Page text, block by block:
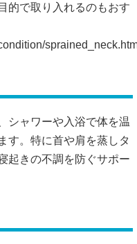
的で取り入れるのもおす
シャワーや入浴で体を温
す。特に首や肩を蒸しタ
起きの不調を防ぐサポー